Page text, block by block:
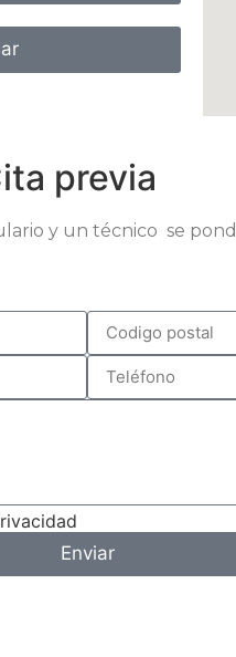
previa
y un técnico se
Enviar